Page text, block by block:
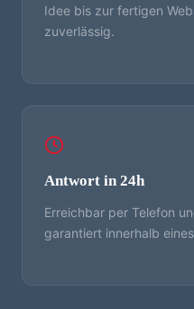
Idee bis zur fertigen
zuverlässig.
Antwort in 24h
Erreichbar per Telefon
garantiert innerhalb